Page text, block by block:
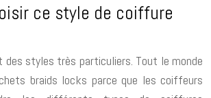
ce style de coiffure
des styles très particuliers. Tout le monde
braids locks parce que les coiffeurs